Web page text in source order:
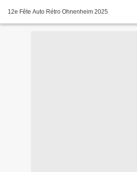
12e Fête Auto Rétro Ohnenheim 2025